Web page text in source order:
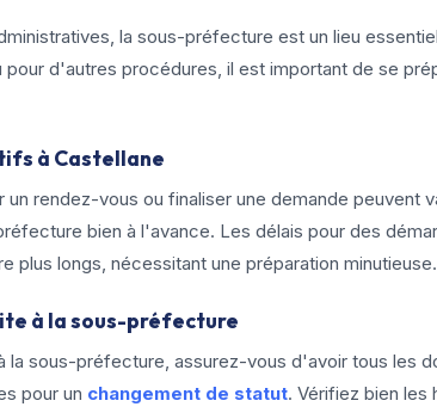
la sous-préfecture est un lieu
pour d'autres procédures, il est important de se
à Castellane
un rendez-vous ou finaliser une demande peuvent
bien à l'avance. Les délais pour des
plus longs, nécessitant une préparation minutieuse.
à la sous-préfecture
la sous-préfecture, assurez-vous d'avoir tous les
pour un changement de statut. Vérifiez bien